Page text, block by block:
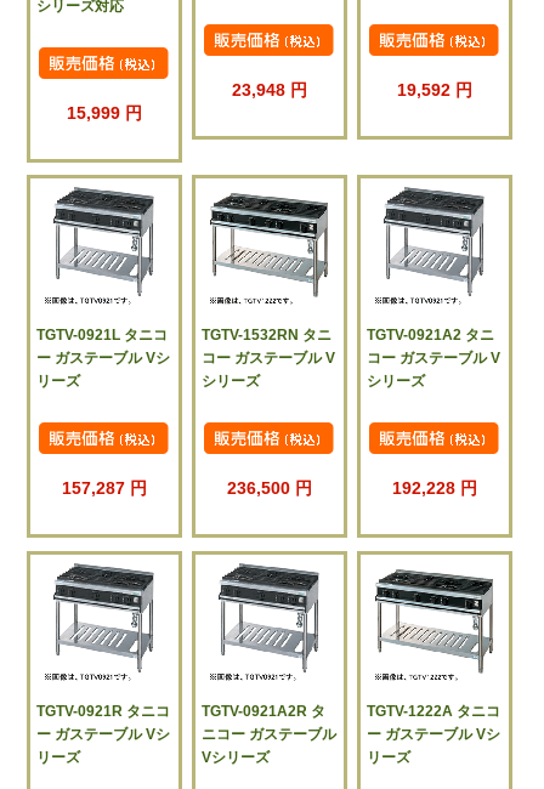
シリーズ対応
15,999 円
23,948 円 19,592 円
TGTV-0921L タニコ
ー ガステーブル Vシ
リーズ
157,287 円
TGTV-1532RN タニ
コー ガステーブル V
シリーズ
236,500 円
TGTV-0921A2 タニ
コー ガステーブル V
シリーズ
192,228 円
TGTV-0921R タニコ
ー ガステーブル Vシ
リーズ
TGTV-0921A2R タ
ニコー ガステーブル
Vシリーズ
TGTV-1222A タニコ
ー ガステーブル Vシ
リーズ